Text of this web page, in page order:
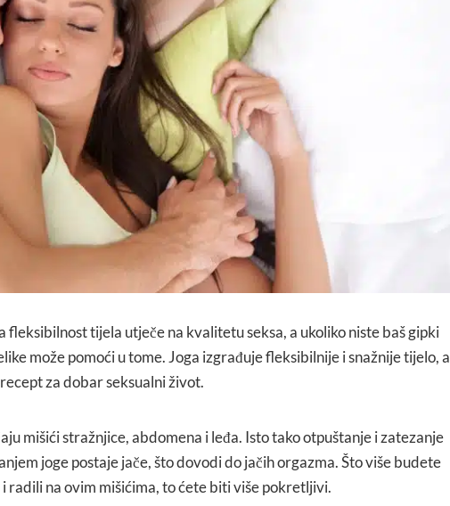
fleksibilnost tijela utječe na kvalitetu seksa, a ukoliko niste baš gipki
može pomoći u tome. Joga izgrađuje fleksibilnije i snažnije tijelo, a
za dobar seksualni život.
mišići stražnjice, abdomena i leđa. Isto tako otpuštanje i zatezanje
joge postaje jače, što dovodi do jačih orgazma. Što više budete
radili na ovim mišićima, to ćete biti više pokretljivi.